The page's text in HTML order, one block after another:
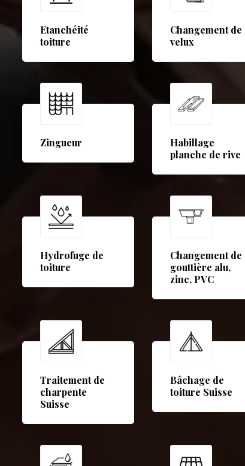
Etanchéité
toiture
Changement de
velux
Zingueur
Habillage
planche de rive
Hydrofuge de
toiture
Changement de
gouttière alu,
zinc, PVC
Traitement de
charpente
Suisse
Bâchage de
toiture Suisse